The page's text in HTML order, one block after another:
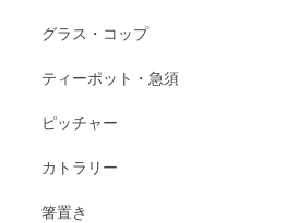
グラス・コップ
ティーポット・急須
ピッチャー
カトラリー
箸置き